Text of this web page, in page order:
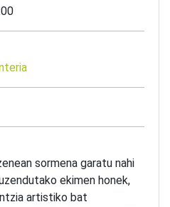
sormena garatu nahi
ekimen honek,
artistiko bat